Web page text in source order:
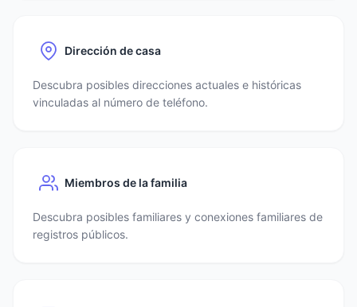
Dirección de casa
Descubra posibles direcciones actuales e históricas
vinculadas al número de teléfono.
Miembros de la familia
Descubra posibles familiares y conexiones familiares de
registros públicos.